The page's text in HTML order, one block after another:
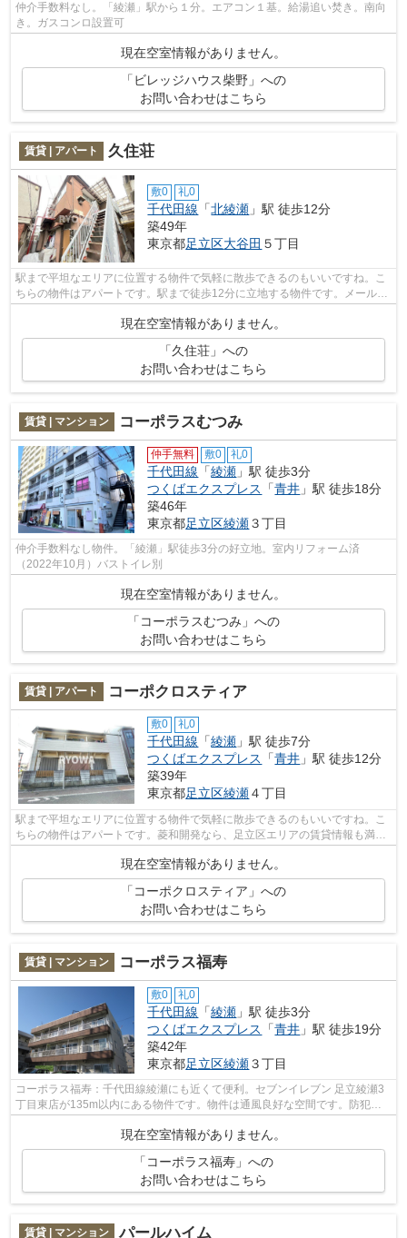
仲介手数料なし。「綾瀬」駅から１分。エアコン１基。給湯追い焚き。南向
き。ガスコンロ設置可
現在空室情報がありません。
「ビレッジハウス柴野」への
お問い合わせはこちら
賃貸 | アパート 久住荘
敷0 礼0
千代田線 「北綾瀬 」駅 徒歩12分
築49年
東京都足立区大谷田 ５丁目
駅まで平坦なエリアに位置する物件で気軽に散歩できるのもいいですね。こ
ちらの物件はアパートです。駅まで徒歩12分に立地する物件です。メールア
現在空室情報がありません。
「久住荘」への
お問い合わせはこちら
賃貸 | マンション コーポラスむつみ
仲手無料 敷0 礼0
千代田線 「綾瀬 」駅 徒歩3分
つくばエクスプレス
「青井 」駅 徒歩18分
築46年
東京都足立区綾瀬３丁目
仲介手数料なし物件。「綾瀬」駅徒歩3分の好立地。室内リフォーム済
（2022年10月）バストイレ別
現在空室情報がありません。
「コーポラスむつみ」への
お問い合わせはこちら
賃貸 | アパート コーポクロスティア
敷0 礼0
千代田線 「綾瀬 」駅 徒歩7分
つくばエクスプレス
「青井 」駅 徒歩12分
築39年
東京都足立区綾瀬４丁目
駅まで平坦なエリアに位置する物件で気軽に散歩できるのもいいですね。こ
ちらの物件はアパートです。菱和開発なら、足立区エリアの賃貸情報も満
載。お問い合わせは03-3629-1111またはr...
現在空室情報がありません。
「コーポクロスティア」への
お問い合わせはこちら
賃貸 | マンション コーポラス福寿
敷0 礼0
千代田線 「綾瀬 」駅 徒歩3分
つくばエクスプレス
「青井 」駅 徒歩19分
築42年
東京都足立区綾瀬３丁目
コーポラス福寿：千代田線綾瀬にも近くて便利。セブンイレブン 足立綾瀬3
丁目東店が135m以内にある物件です。物件は通風良好な空間です。防犯対
現在空室情報がありません。
「コーポラス福寿」への
お問い合わせはこちら
賃貸 | マンション パールハイム